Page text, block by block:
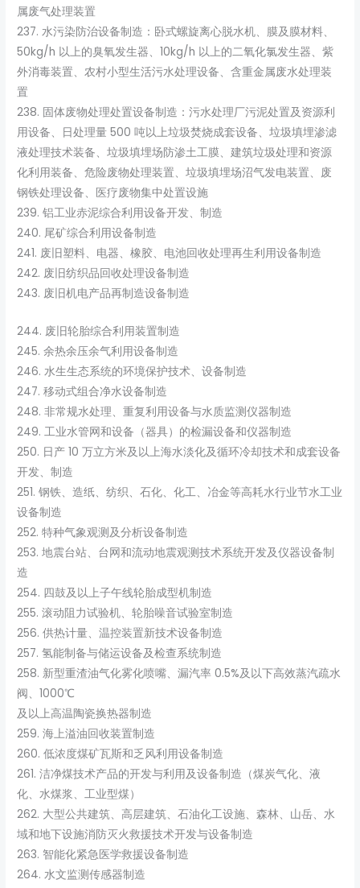
属废气处理装置
237. 水污染防治设备制造：卧式螺旋离心脱水机、膜及膜材料、
50kg/h 以上的臭氧发生器、10kg/h 以上的二氧化氯发生器、紫
外消毒装置、农村小型生活污水处理设备、含重金属废水处理装
置
238. 固体废物处理处置设备制造：污水处理厂污泥处置及资源利
用设备、日处理量 500 吨以上垃圾焚烧成套设备、垃圾填埋渗滤
液处理技术装备、垃圾填埋场防渗土工膜、建筑垃圾处理和资源
化利用装备、危险废物处理装置、垃圾填埋场沼气发电装置、废
钢铁处理设备、医疗废物集中处置设施
239. 铝工业赤泥综合利用设备开发、制造
240. 尾矿综合利用设备制造
241. 废旧塑料、电器、橡胶、电池回收处理再生利用设备制造
242. 废旧纺织品回收处理设备制造
243. 废旧机电产品再制造设备制造
244. 废旧轮胎综合利用装置制造
245. 余热余压余气利用设备制造
246. 水生生态系统的环境保护技术、设备制造
247. 移动式组合净水设备制造
248. 非常规水处理、重复利用设备与水质监测仪器制造
249. 工业水管网和设备（器具）的检漏设备和仪器制造
250. 日产 10 万立方米及以上海水淡化及循环冷却技术和成套设备
开发、制造
251. 钢铁、造纸、纺织、石化、化工、冶金等高耗水行业节水工业
设备制造
252. 特种气象观测及分析设备制造
253. 地震台站、台网和流动地震观测技术系统开发及仪器设备制
造
254. 四鼓及以上子午线轮胎成型机制造
255. 滚动阻力试验机、轮胎噪音试验室制造
256. 供热计量、温控装置新技术设备制造
257. 氢能制备与储运设备及检查系统制造
258. 新型重渣油气化雾化喷嘴、漏汽率 0.5%及以下高效蒸汽疏水
阀、1000℃
及以上高温陶瓷换热器制造
259. 海上溢油回收装置制造
260. 低浓度煤矿瓦斯和乏风利用设备制造
261. 洁净煤技术产品的开发与利用及设备制造（煤炭气化、液
化、水煤浆、工业型煤）
262. 大型公共建筑、高层建筑、石油化工设施、森林、山岳、水
域和地下设施消防灭火救援技术开发与设备制造
263. 智能化紧急医学救援设备制造
264. 水文监测传感器制造